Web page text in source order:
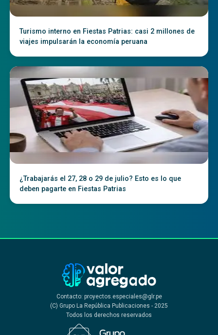
Turismo interno en Fiestas Patrias: casi 2 millones de
viajes impulsarán la economía peruana
¿Trabajarás el 27, 28 o 29 de julio? Esto es lo que
deben pagarte en Fiestas Patrias
Contacto: proyectos.especiales@glr.pe
(C) Grupo La República Publicaciones - 2025
Todos los derechos reservados